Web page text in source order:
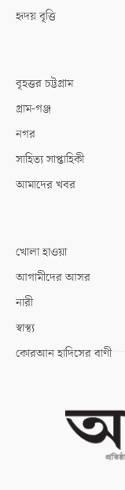
হৃদয় বৃত্তি
বৃহত্তর চট্টগ্রাম
গ্রাম-গঞ্জ
নগর
সাহিত্য সাপ্তাহিকী
আমাদের খবর
খোলা হাওয়া
আগামীদের আসর
নারী
স্বাস্থ্য
কোরআন হাদিসের বাণী